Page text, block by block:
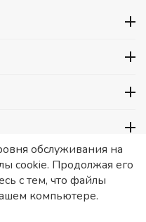
адрес – Москва,
Помещение 1/3. Информация
не является публичной
ГК РФ.
обслуживания на
cookie. Продолжая его
с тем, что файлы
компьютере.